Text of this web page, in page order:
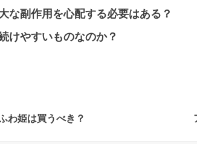
な副作用を心配する必要はある？
けやすいものなのか？
わ姫は買うべき？